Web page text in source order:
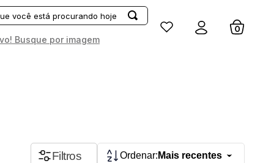
Busque por imagem
Entrar
Filtros Mais recentes